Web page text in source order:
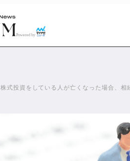
Powered by
株式投資をしている人が亡くなった場合、